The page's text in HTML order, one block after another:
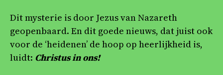
Dit mysterie is door Jezus van Nazareth
geopenbaard. En dit goede nieuws, dat juist ook
voor de ‘heidenen’ de hoop op heerlijkheid is,
luidt: Christus in ons!